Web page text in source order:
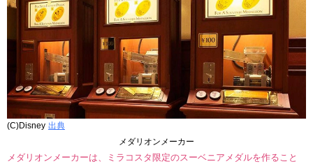
(C)Disney 出典
メダリオンメーカー
メダリオンメーカーは、ミラコスタ限定のスーベニアメダルを作ること